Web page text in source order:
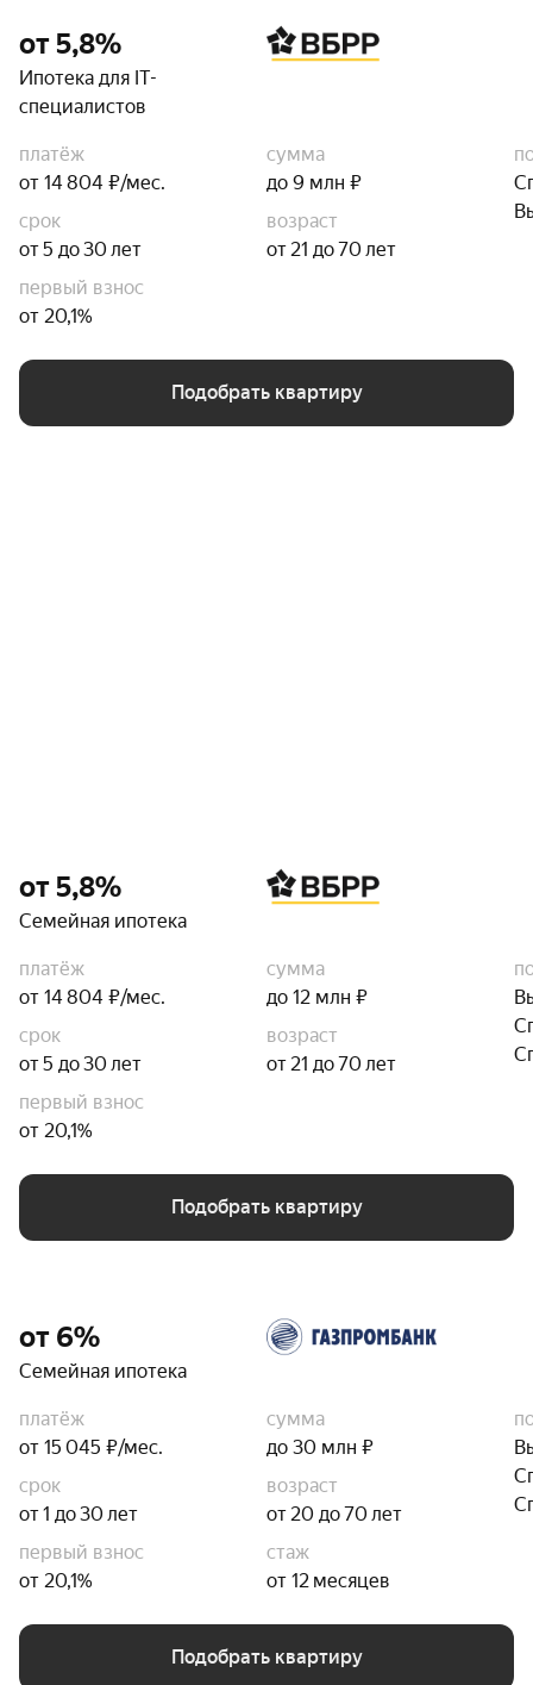
от 5,8%
Ипотека для IT-
специалистов
платёж
от 14 804 ₽/мес.
сумма
до 9 млн ₽
срок
от 5 до 30 лет
возраст
от 21 до 70 лет
первый взнос
от 20,1%
Подобрать квартиру
от 5,8%
Семейная ипотека
платёж
от 14 804 ₽/мес.
сумма
до 12 млн ₽
срок
от 5 до 30 лет
возраст
от 21 до 70 лет
первый взнос
от 20,1%
Подобрать квартиру
от 6%
Семейная ипотека
платёж
от 15 045 ₽/мес.
сумма
до 30 млн ₽
срок
от 1 до 30 лет
возраст
от 20 до 70 лет
первый взнос
от 20,1%
стаж
от 12 месяцев
Подобрать квартиру